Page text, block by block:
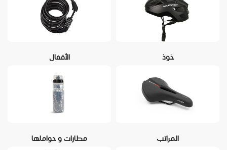
خوذ الأقفال
المراتب مطارات و حواملها